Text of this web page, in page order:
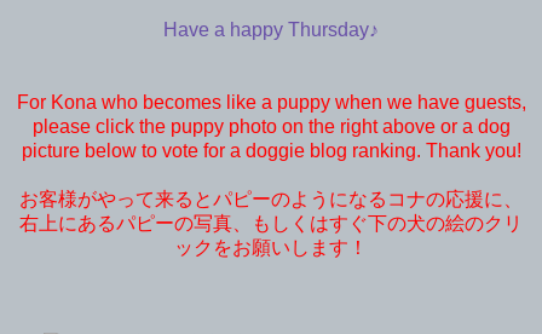
Have a happy Thursday♪
For Kona who becomes like a puppy when we have guests,
please click the puppy photo on the right above or a dog
picture below to vote for a doggie blog ranking. Thank you!
お客様がやって来るとパピーのようになるコナの応援に、
右上にあるパピーの写真、もしくはすぐ下の犬の絵のクリ
ックをお願いします！